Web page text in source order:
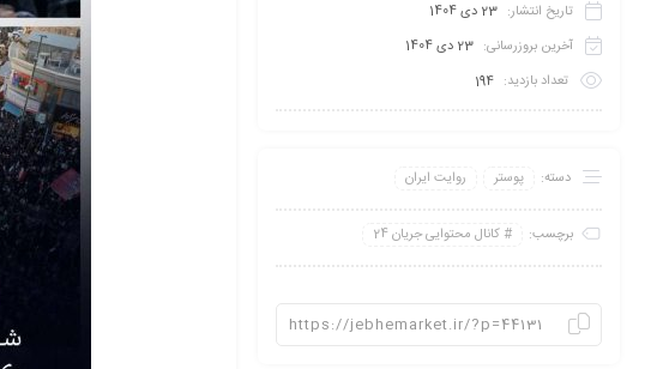
تاریخ انتشار: 23 دی 1404
آخرین بروزرسانی: 23 دی 1404
تعداد بازدید: 194
دسته: پوستر روایت ایران
برچسب: کانال محتوایی جریان 24